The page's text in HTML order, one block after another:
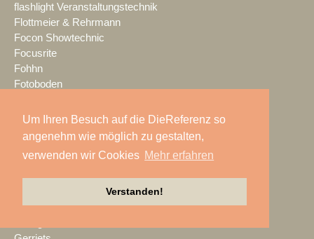
Um Ihren Besuch auf die DieReferenz so
angenehm wie möglich zu gestalten,
verwenden wir Cookies Mehr erfahren
Verstanden!
flashlight Veranstaltungstechnik
Flottmeier & Rehrmann
Focon Showtechnic
Focusrite
Fohhn
Fotoboden
Fraunhofer IDMT
FunTech Innovation
GAHRENS + BATTERMANN
Gardemann
Gefen
Genelec